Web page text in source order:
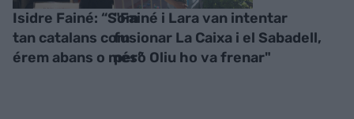
Isidre Fainé: “Som
tan catalans com
érem abans o més”
"Fainé i Lara van intentar
fusionar La Caixa i el Sabadell,
però Oliu ho va frenar"